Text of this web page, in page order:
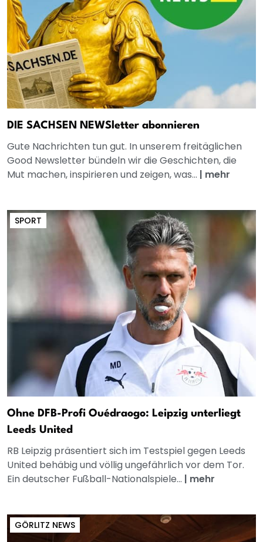
DIE SACHSEN NEWSletter abonnieren
Gute Nachrichten tun gut. In unserem freitäglichen
Good Newsletter bündeln wir die Geschichten, die
Mut machen, inspirieren und zeigen, was... | mehr
SPORT
Ohne DFB-Profi Ouédraogo: Leipzig unterliegt
Leeds United
RB Leipzig präsentiert sich im Testspiel gegen Leeds
United behäbig und völlig ungefährlich vor dem Tor.
Ein deutscher Fußball-Nationalspiele... | mehr
GÖRLITZ NEWS